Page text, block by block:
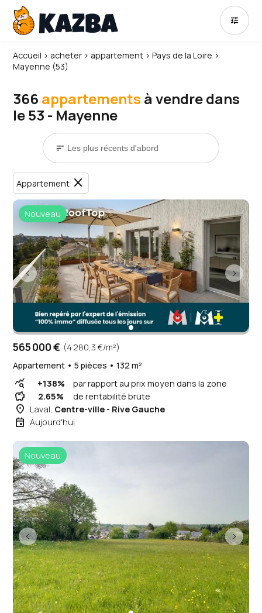
tune
Accueil › acheter › appartement ›Pays de la Loire ›
Mayenne (53)
366 appartements à vendre dans
le 53 - Mayenne
sort
Appartement close
Nouveau
565 000 € (4 280,3 €/m²)
Appartement • 5 pièces • 132 m²
query_stats +138% par rapport au prix moyen dans la zone
savings 2.65% de rentabilité brute
place Laval, Centre-ville - Rive Gauche
event Aujourd'hui
Nouveau